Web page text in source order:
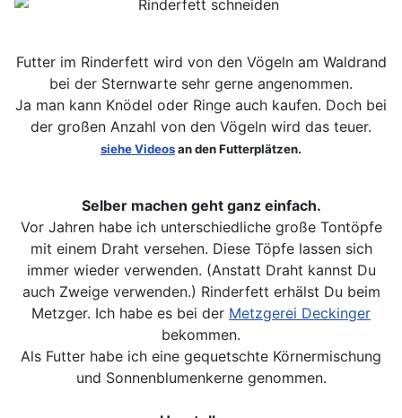
Futter im Rinderfett wird von den Vögeln am Waldrand
bei der Sternwarte sehr gerne angenommen.
Ja man kann Knödel oder Ringe auch kaufen. Doch bei
der großen Anzahl von den Vögeln wird das teuer.
siehe Videosan den Futterplätzen.
Selber machen geht ganz einfach.
Vor Jahren habe ich unterschiedliche große Tontöpfe
mit einem Draht versehen. Diese Töpfe lassen sich
immer wieder verwenden. (Anstatt Draht kannst Du
auch Zweige verwenden.) Rinderfett erhälst Du beim
Metzger. Ich habe es bei der Metzgerei Deckinger
bekommen.
Als Futter habe ich eine gequetschte Körnermischung
und Sonnenblumenkerne genommen.